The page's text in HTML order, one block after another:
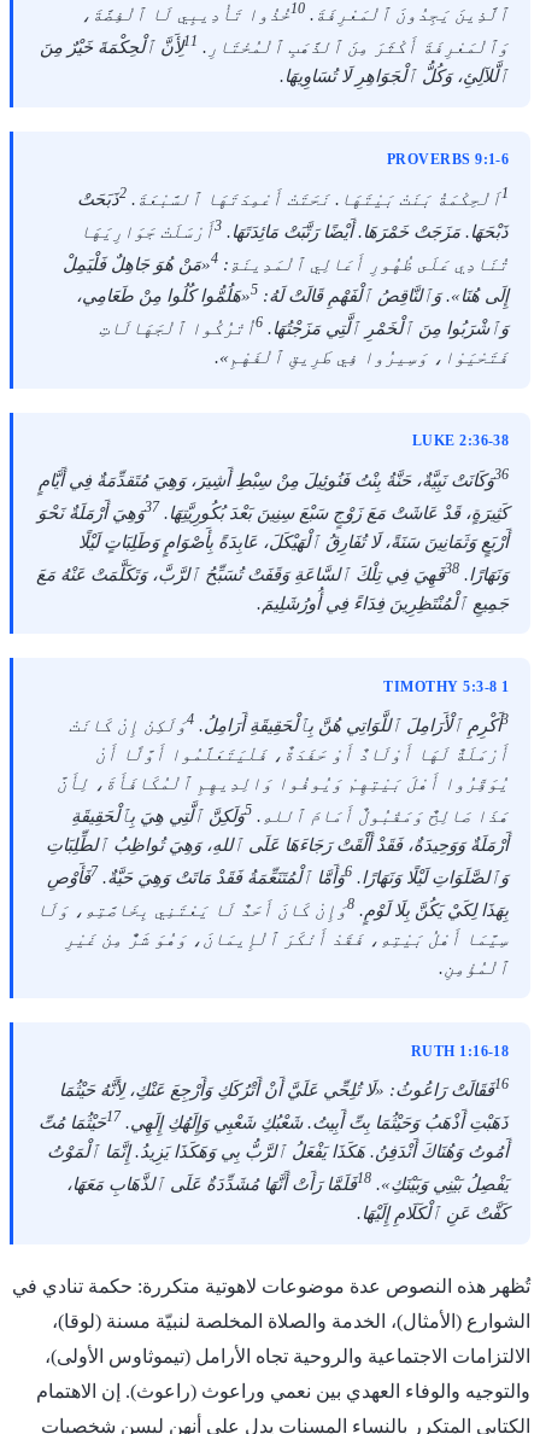
ٱلَّذِينَ يَجِدُونَ ٱلْمَعْرِفَةَ. 10خُذُوا تَأْدِيبِي لَا ٱلْفِضَّةَ،
وَٱلْمَعْرِفَةَ أَكْثَرَ مِنَ ٱلذَّهَبِ ٱلْمُخْتَارِ. 11لِأَنَّ ٱلْحِكْمَةَ خَيْرٌ مِنَ
ٱلَّلآلِئِ، وَكُلُّ ٱلْجَوَاهِرِ لَا تُسَاوِيهَا.
PROVERBS 9:1-6
1اَلْحِكْمَةُ بَنَتْ بَيْتَهَا. نَحَتَتْ أَعْمِدَتَهَا ٱلسَّبْعَةَ. 2ذَبَحَتْ
ذَبْحَهَا. مَزَجَتْ خَمْرَهَا. أَيْضًا رَتَّبَتْ مَائِدَتَهَا. 3أَرْسَلَتْ جَوَارِيَهَا
تُنَادِي عَلَى ظُهُورِ أَعَالِي ٱلْمَدِينَةِ: 4«مَنْ هُوَ جَاهِلٌ فَلْيَمِلْ
إِلَى هُنَا». وَٱلنَّاقِصُ ٱلْفَهْمِ قَالَتْ لَهُ: 5«هَلُمُّوا كُلُوا مِنْ طَعَامِي،
وَٱشْرَبُوا مِنَ ٱلْخَمْرِ ٱلَّتِي مَزَجْتُهَا. 6اُتْرُكُوا ٱلْجَهَالَاتِ
فَتَحْيَوْا، وَسِيرُوا فِي طَرِيقِ ٱلْفَهْمِ».
LUKE 2:36-38
36وَكَانَتْ نَبِيَّةٌ، حَنَّةُ بِنْتُ فَنُوئِيلَ مِنْ سِبْطِ أَشِيرَ، وَهِيَ مُتَقدِّمَةٌ فِي أَيَّامٍ
كَثِيرَةٍ، قَدْ عَاشَتْ مَعَ زَوْجٍ سَبْعَ سِنِينَ بَعْدَ بُكُورِيَّتِهَا. 37وَهِيَ أَرْمَلَةٌ نَحْوَ
أَرْبَعٍ وَثَمَانِينَ سَنَةً، لَا تُفَارِقُ ٱلْهَيْكَلَ، عَابِدَةً بِأَصْوَامٍ وَطَلِبَاتٍ لَيْلًا
وَنَهَارًا. 38فَهِيَ فِي تِلْكَ ٱلسَّاعَةِ وَقَفَتْ تُسَبِّحُ ٱلرَّبَّ، وَتَكَلَّمَتْ عَنْهُ مَعَ
جَمِيعِ ٱلْمُنْتَظِرِينَ فِدَاءً فِي أُورُشَلِيمَ.
1 TIMOTHY 5:3-8
3أَكْرِمِ ٱلْأَرَامِلَ ٱللَّوَاتِي هُنَّ بِٱلْحَقِيقَةِ أَرَامِلُ. 4وَلَكِنْ إِنْ كَانَتْ
أَرْمَلَةٌ لَهَا أَوْلَادٌ أَوْ حَفَدَةٌ، فَلْيَتَعَلَّمُوا أَوَّلًا أَنْ
يُوَقِّرُوا أَهْلَ بَيْتِهِمْ وَيُوفُوا وَالِدِيهِمِ ٱلْمُكَافَأَةَ، لِأَنَّ
هَذَا صَالِحٌ وَمَقْبُولٌ أَمَامَ ٱللهِ. 5وَلَكِنَّ ٱلَّتِي هِيَ بِٱلْحَقِيقَةِ
أَرْمَلَةٌ وَوَحِيدَةٌ، فَقَدْ أَلْقَتْ رَجَاءَهَا عَلَى ٱللهِ، وَهِيَ تُواظِبُ ٱلطِّلِبَاتِ
وَٱلصَّلَوَاتِ لَيْلًا وَنَهَارًا. 6وَأَمَّا ٱلْمُتَنَعِّمَةُ فَقَدْ مَاتَتْ وَهِيَ حَيَّةٌ. 7فَأَوْصِ
بِهَذَا لِكَيْ يَكُنَّ بِلَا لَوْمٍ. 8وَإِنْ كَانَ أَحَدٌ لَا يَعْتَنِي بِخَاصَّتِهِ، وَلَا
سِيَّمَا أَهْلُ بَيْتِهِ، فَقَدْ أَنْكَرَ ٱلْإِيمَانَ، وَهُوَ شَرٌّ مِنْ غَيْرِ
ٱلْمُؤْمِنِ.
RUTH 1:16-18
16فَقَالَتْ رَاعُوثُ: «لَا تُلِحِّي عَلَيَّ أَنْ أَتْرُكَكِ وَأَرْجِعَ عَنْكِ، لِأَنَّهُ حَيْثُمَا
ذَهَبْتِ أَذْهَبُ وَحَيْثُمَا بِتِّ أَبِيتُ. شَعْبُكِ شَعْبِي وَإِلَهُكِ إِلَهِي. 17حَيْثُمَا مُتِّ
أَمُوتُ وَهُنَاكَ أَنْدَفِنُ. هَكَذَا يَفْعَلُ ٱلرَّبُّ بِي وَهَكَذَا يَزِيدُ. إِنَّمَا ٱلْمَوْتُ
يَفْصِلُ بَيْنِي وَبَيْنَكِ». 18فَلَمَّا رَأَتْ أَنَّهَا مُشَدِّدَةٌ عَلَى ٱلذَّهَابِ مَعَهَا،
كَفَّتْ عَنِ ٱلْكَلَامِ إِلَيْهَا.
تُظهر هذه النصوص عدة موضوعات لاهوتية متكررة: حكمة تنادي في
الشوارع (الأمثال)، الخدمة والصلاة المخلصة لنبيّة مسنة (لوقا)،
الالتزامات الاجتماعية والروحية تجاه الأرامل (تيموثاوس الأولى)،
والتوجيه والوفاء العهدي بين نعمي وراعوث (راعوث). إن الاهتمام
الكتابي المتكرر بالنساء المسنات يدل على أنهن ليسن شخصيات